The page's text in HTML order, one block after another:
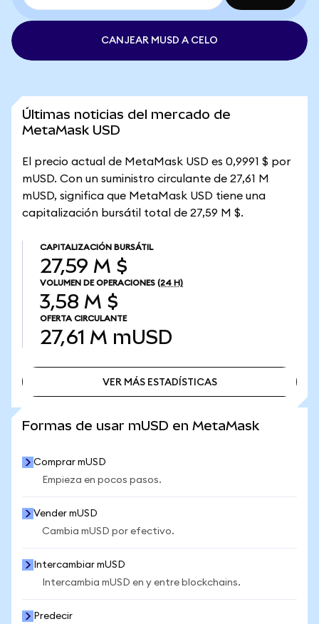
CANJEAR MUSD A CELO
Últimas noticias del mercado de
MetaMask USD
El precio actual de MetaMask USD es 0,9991 $ por
mUSD. Con un suministro circulante de 27,61 M
mUSD, significa que MetaMask USD tiene una
capitalización bursátil total de 27,59 M $.
CAPITALIZACIÓN BURSÁTIL
27,59 M $
VOLUMEN DE OPERACIONES (24 H)
3,58 M $
OFERTA CIRCULANTE
27,61 M mUSD
VER MÁS ESTADÍSTICAS
Formas de usar mUSD en MetaMask
Comprar mUSD
Empieza en pocos pasos.
Vender mUSD
Cambia mUSD por efectivo.
Intercambiar mUSD
Intercambia mUSD en y entre blockchains.
Predecir